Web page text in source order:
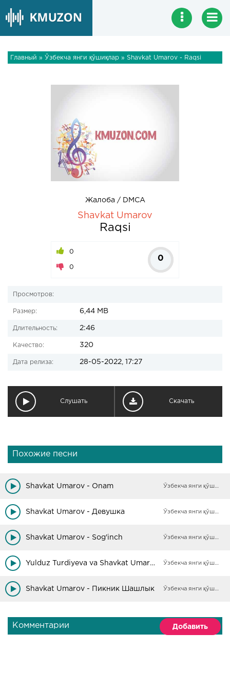
Главный » Ўзбекча янги қўшиқлар » Shavkat Umarov - Raqsi
Жалоба / DMCA
Shavkat Umarov
Raqsi
0
0
0
Просмотров:
Размер: 6,44 MB
Длительность: 2:46
Качество: 320
Дата релиза: 28-05-2022, 17:27
Слушать Скачать
Похожие песни
Shavkat Umarov - Onam Ўзбекча янги қўшиқлар
Shavkat Umarov - Девушка Ўзбекча янги қўшиқлар
Shavkat Umarov - Sog'inch Ўзбекча янги қўшиқлар
Yulduz Turdiyeva va Shavkat Umarov - O'ynasin Ўзбекча янги қўшиқлар
Shavkat Umarov - Пикник Шашлык Ўзбекча янги қўшиқлар
Комментарии Добавить